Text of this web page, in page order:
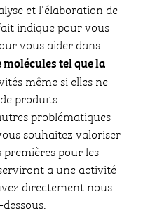
et l'élaboration de
indique pour vous
vous aider dans
tel que la
même si elles ne
produits
problématiques
souhaitez valoriser
pour les
a une activité
directement nous